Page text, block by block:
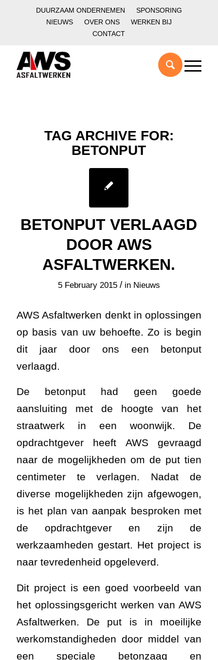
DUURZAAM ONDERNEMEN
SPONSORING
NIEUWS
OVER ONS
WERKEN BIJ
CONTACT
TAG ARCHIVE FOR:
BETONPUT
BETONPUT VERLAAGD
DOOR AWS
ASFALTWERKEN.
5 February 2015 / in Nieuws
AWS Asfaltwerken denkt in oplossingen
op basis van uw behoefte. Zo is begin
dit jaar door ons een betonput
verlaagd.
De betonput had geen goede
aansluiting met de hoogte van het
straatwerk in een woonwijk. De
opdrachtgever heeft AWS gevraagd
naar de mogelijkheden om de put tien
centimeter te verlagen. Nadat de
diverse mogelijkheden zijn afgewogen,
is het plan van aanpak besproken met
de opdrachtgever en zijn de
werkzaamheden gestart. Het project is
naar tevredenheid opgeleverd.
Dit project is een goed voorbeeld van
het oplossingsgericht werken van AWS
Asfaltwerken. De put is in moeilijke
werkomstandigheden door middel van
een speciale betonzaag en